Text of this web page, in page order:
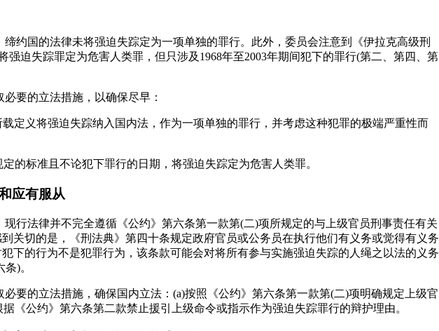
缔约国的法律未将强迫失踪定为一项单独的罪行。此外，委员会注意到《伊拉克高级刑
强迫失踪罪定为危害人类罪，但只涉及1968年至2003年期间犯下的罪行(第二、第四、第
要的立法措施，以确保尽早：
定义将强迫失踪纳入国内法，作为一项单独的罪行，并考虑这种犯罪的极端严重性而
的标准且不论犯下罪行的日期，将强迫失踪定为危害人类罪。
应有服从
现行法律并不完全遵循《公约》第六条第一款第(二)项所规定的与上级官员刑事责任有关
关切的是，《刑法典》第四十条规定政府官员或公务员在执行他们有义务或觉得有义务
下的行为不是犯罪行为，该条款可能会对将所有参与实施强迫失踪的人绳之以法的义务
)。
必要的立法措施，确保国内立法：(a)按照《公约》第六条第一款第(二)项明确规定上级官
《公约》第六条第二款禁止援引上级命令或指示作为强迫失踪罪行的辩护理由。